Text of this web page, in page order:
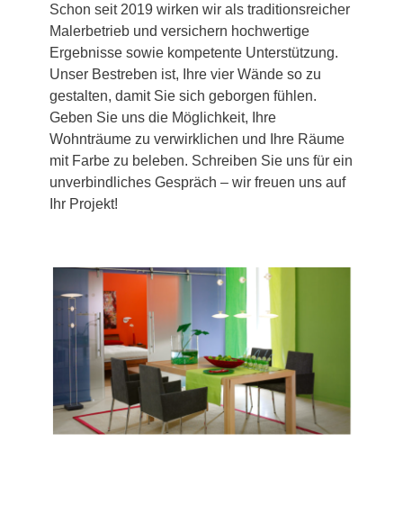
Schon seit 2019 wirken wir als traditionsreicher
Malerbetrieb und versichern hochwertige
Ergebnisse sowie kompetente Unterstützung.
Unser Bestreben ist, Ihre vier Wände so zu
gestalten, damit Sie sich geborgen fühlen.
Geben Sie uns die Möglichkeit, Ihre
Wohnträume zu verwirklichen und Ihre Räume
mit Farbe zu beleben. Schreiben Sie uns für ein
unverbindliches Gespräch – wir freuen uns auf
Ihr Projekt!